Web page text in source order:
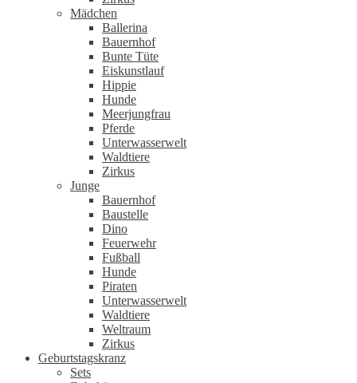
Mädchen
Ballerina
Bauernhof
Bunte Tüte
Eiskunstlauf
Hippie
Hunde
Meerjungfrau
Pferde
Unterwasserwelt
Waldtiere
Zirkus
Junge
Bauernhof
Baustelle
Dino
Feuerwehr
Fußball
Hunde
Piraten
Unterwasserwelt
Waldtiere
Weltraum
Zirkus
Geburtstagskranz
Sets